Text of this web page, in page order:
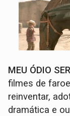
MEU ÓDIO
filmes de
reinventar,
dramática e